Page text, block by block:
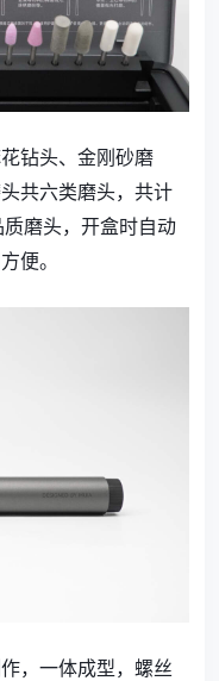
钻头、金刚砂磨
共六类磨头，共计
磨头，开盒时自动
便。
，一体成型，螺丝